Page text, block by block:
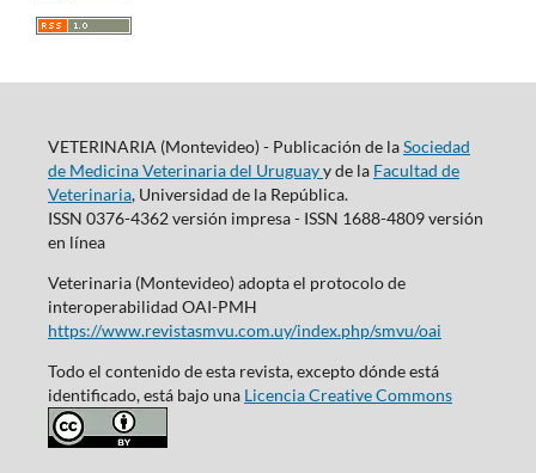
VETERINARIA (Montevideo) - Publicación de laSociedad
de Medicina Veterinaria del Uruguayy de la Facultad de
Veterinaria, Universidad de la República.
ISSN 0376-4362 versión impresa - ISSN 1688-4809 versión
en línea
Veterinaria (Montevideo) adopta el protocolo de
interoperabilidad OAI-PMH
https://www.revistasmvu.com.uy/index.php/smvu/oai
Todo el contenido de esta revista, excepto dónde está
identificado, está bajo una Licencia Creative Commons